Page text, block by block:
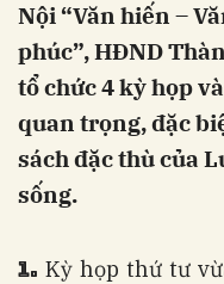
Nội “Văn hiến –
phúc”, HĐND
tổ chức 4 kỳ họp
quan trọng, đặc
sách đặc thù của
sống.
1. Kỳ họp thứ tư